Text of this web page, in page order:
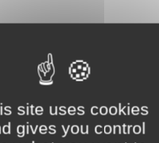
3 rue Danton
site uses cookies
gives you control